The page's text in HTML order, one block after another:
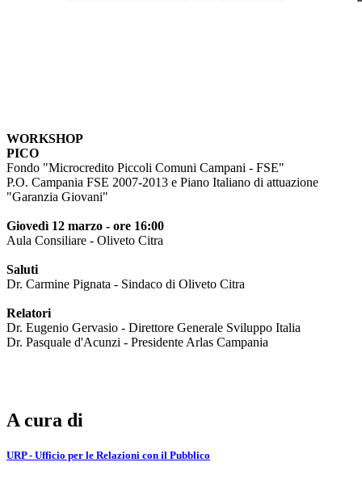
WORKSHOP
PICO
Fondo "Microcredito Piccoli Comuni Campani - FSE"
P.O. Campania FSE 2007-2013 e Piano Italiano di attuazione
"Garanzia Giovani"
Giovedì 12 marzo - ore 16:00
Aula Consiliare - Oliveto Citra
Saluti
Dr. Carmine Pignata - Sindaco di Oliveto Citra
Relatori
Dr. Eugenio Gervasio - Direttore Generale Sviluppo Italia
Dr. Pasquale d'Acunzi - Presidente Arlas Campania
A cura di
URP - Ufficio per le Relazioni con il Pubblico